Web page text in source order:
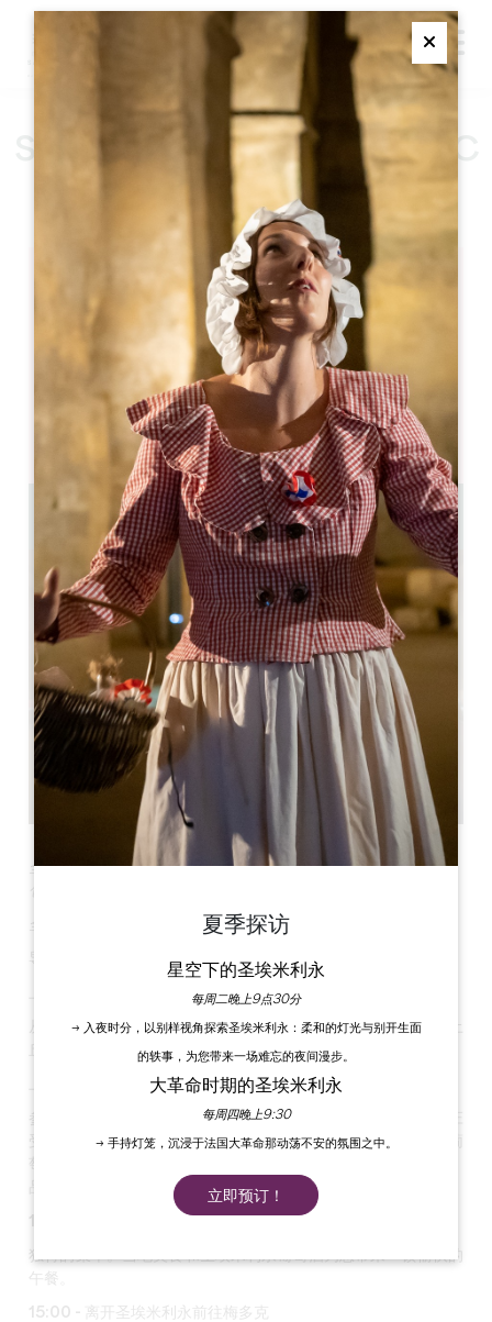
SAINT-EMILION ET MÉDOC
SAINT-EMILION
全天游览两个葡萄酒产区
导游将在圣埃米利永 Créneaux 广场旅游局与您会面。
上午 9:30 - 圣埃米利永历史之旅和巨石教堂
从埃米利永的传说到中世纪欧洲最大的地下教堂的挖掘，通过土
丘和学院教堂的回廊，
了解村庄的历史。
上午 11:30 - 参观圣埃米利永或圣埃米利永特级酒庄
参观圣埃米利永地区，了解特级酒庄的特色。然后，您将
受到热烈欢迎。通过酿酒车间和橡木桶酒窖，探索圣埃米利永葡
品酒时间：1 小时 30 分钟。
13:00 - 在圣埃米利永餐厅享用午餐
独特的菜单。当地美食和圣埃米利永葡萄酒为您带来一顿愉快的
午餐
15:00 - 离开圣埃米利永前往梅多克
Saint-Emilion et Médoc
Saint-Emilion
05 57 55 28 20
联系我们
Journée
夏季探访
星空下的圣埃米利永
每周二晚上9点30分
→ 入夜时分，以别样视角探索圣埃米利永：柔和的灯光与别开生面
的轶事，为您带来一场难忘的夜间漫步。
大革命时期的圣埃米利永
每周四晚上9:30
→ 手持灯笼，沉浸于法国大革命那动荡不安的氛围之中。
立即预订！